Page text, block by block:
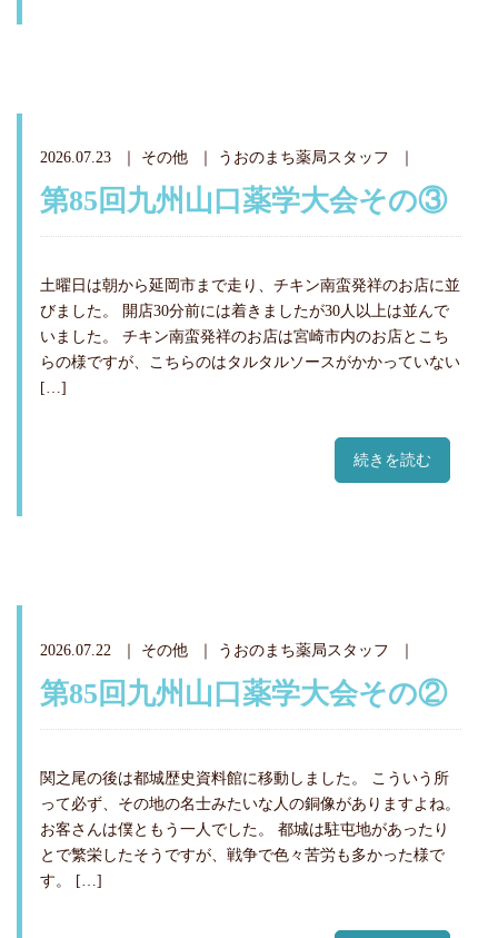
2026.07.23 その他 うおのまち薬局スタッフ
第85回九州山口薬学大会その③
土曜日は朝から延岡市まで走り、チキン南蛮発祥のお店に並
びました。 開店30分前には着きましたが30人以上は並んで
いました。 チキン南蛮発祥のお店は宮崎市内のお店とこち
らの様ですが、こちらのはタルタルソースがかかっていない
[…]
続きを読む
2026.07.22 その他 うおのまち薬局スタッフ
第85回九州山口薬学大会その②
関之尾の後は都城歴史資料館に移動しました。 こういう所
って必ず、その地の名士みたいな人の銅像がありますよね。
お客さんは僕ともう一人でした。 都城は駐屯地があったり
とで繁栄したそうですが、戦争で色々苦労も多かった様で
す。 […]